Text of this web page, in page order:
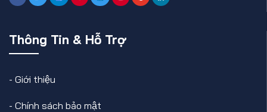
Thông Tin & Hỗ Trợ
- Giới thiệu
- Chính sách bảo mật